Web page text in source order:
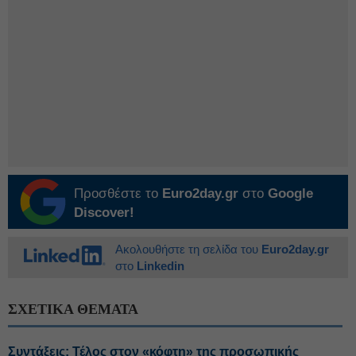
Προσθέστε το Euro2day.gr στο Google
Discover!
Ακολουθήστε τη σελίδα του Euro2day.gr
στο Linkedin
ΣΧΕΤΙΚΑ ΘΕΜΑΤΑ
Συντάξεις: Τέλος στον «κόφτη» της προσωπικής